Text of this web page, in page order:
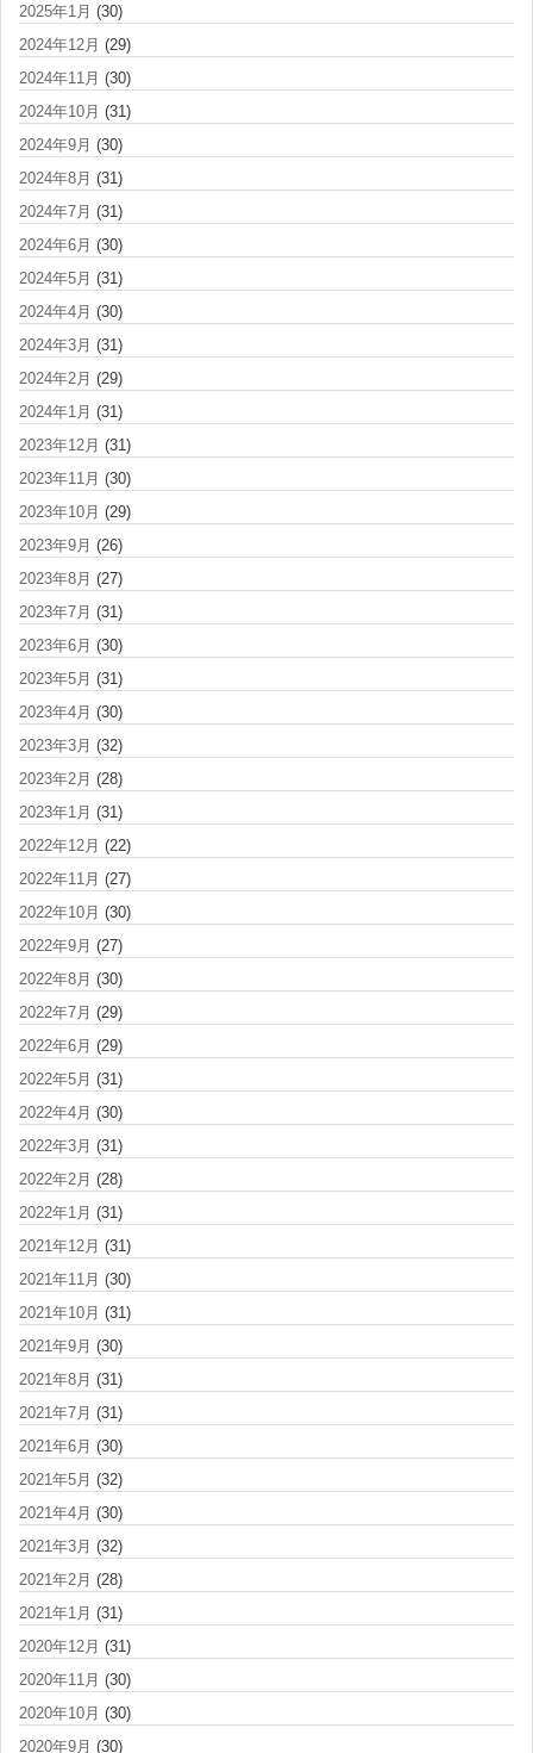
2025年1月 (30)
2024年12月 (29)
2024年11月 (30)
2024年10月 (31)
2024年9月 (30)
2024年8月 (31)
2024年7月 (31)
2024年6月 (30)
2024年5月 (31)
2024年4月 (30)
2024年3月 (31)
2024年2月 (29)
2024年1月 (31)
2023年12月 (31)
2023年11月 (30)
2023年10月 (29)
2023年9月 (26)
2023年8月 (27)
2023年7月 (31)
2023年6月 (30)
2023年5月 (31)
2023年4月 (30)
2023年3月 (32)
2023年2月 (28)
2023年1月 (31)
2022年12月 (22)
2022年11月 (27)
2022年10月 (30)
2022年9月 (27)
2022年8月 (30)
2022年7月 (29)
2022年6月 (29)
2022年5月 (31)
2022年4月 (30)
2022年3月 (31)
2022年2月 (28)
2022年1月 (31)
2021年12月 (31)
2021年11月 (30)
2021年10月 (31)
2021年9月 (30)
2021年8月 (31)
2021年7月 (31)
2021年6月 (30)
2021年5月 (32)
2021年4月 (30)
2021年3月 (32)
2021年2月 (28)
2021年1月 (31)
2020年12月 (31)
2020年11月 (30)
2020年10月 (30)
2020年9月 (30)